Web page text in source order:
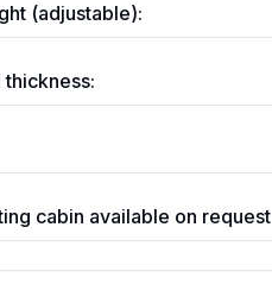
(adjustable):
thickness:
cabin available on request